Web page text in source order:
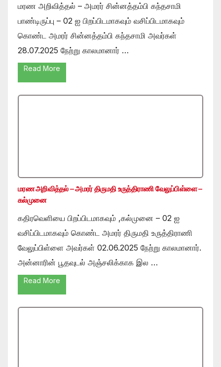
மரண அறிவித்தல் – அமரர் சின்னத்தம்பி கந்தசாமி
பாண்டிருப்பு – 02 ஐ பிறப்பிடமாகவும் வசிப்பிடமாகவும்
கொண்ட அமரர் சின்னத்தம்பி கந்தசாமி அவர்கள்
28.07.2025 நேற்று காலமானார் …
Read More
மரண அறிவித்தல் – அமரர் திருமதி உருத்திராணி வேலுப்பிள்ளை –
கல்முனை
கதிரவெளியை பிறப்பிடமாகவும் ,கல்முனை – 02 ஐ
வசிப்பிடமாகவும் கொண்ட அமரர் திருமதி உருத்திராணி
வேலுப்பிள்ளை அவர்கள் 02.06.2025 நேற்று காலமானார்.
அன்னாரின் பூதவுடல் அஞ்சலிக்காக இல …
Read More